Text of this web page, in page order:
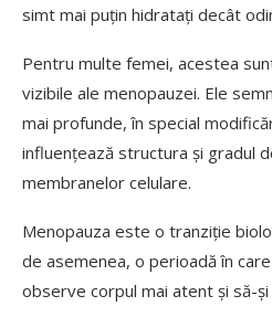
simt mai puțin hidratați decât
Pentru multe femei, acestea
vizibile ale menopauzei. Ele
mai profunde, în special
influențează structura și gradul
membranelor celulare.
Menopauza este o tranziție
de asemenea, o perioadă în
observe corpul mai atent și să-